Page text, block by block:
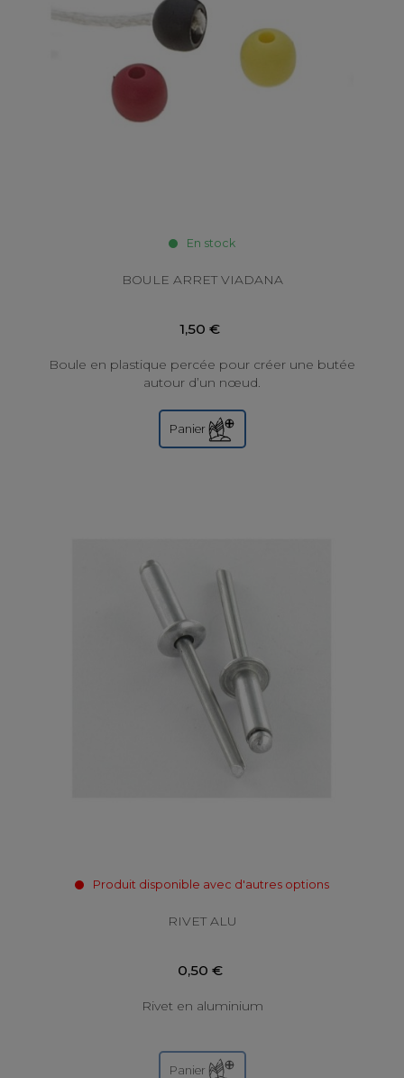
En stock
BOULE ARRET VIADANA
1,50 €
Boule en plastique percée pour créer une butée
autour d’un nœud.
Panier
Produit disponible avec d'autres options
RIVET ALU
0,50 €
Rivet en aluminium
Panier